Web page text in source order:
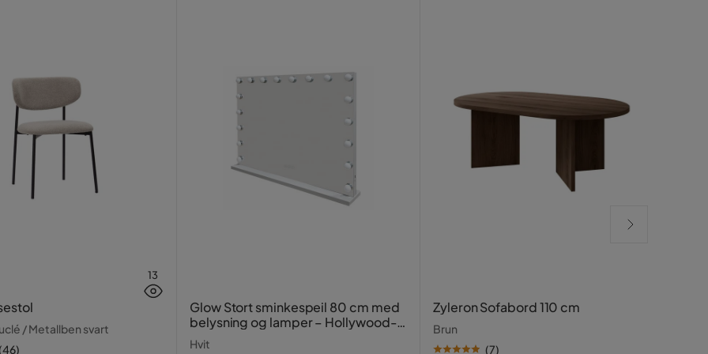
13
/ Metallben svart
(46)
Glow Stort sminkespeil 80 cm med
belysning og lamper – Hollywood-
speil med USB-lading
Hvit
Zyleron Sofabord 110 cm
Brun
(7)